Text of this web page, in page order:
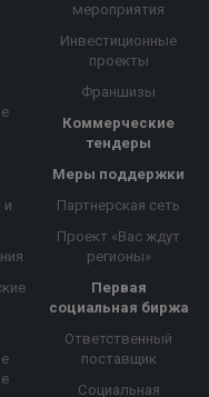
мероприятия
Инвестиционные
проекты
Франшизы
Коммерческие
тендеры
Меры поддержки
Партнерская сеть
Проект «Вас ждут
регионы»
Первая
социальная биржа
Ответственный
поставщик
Социальная